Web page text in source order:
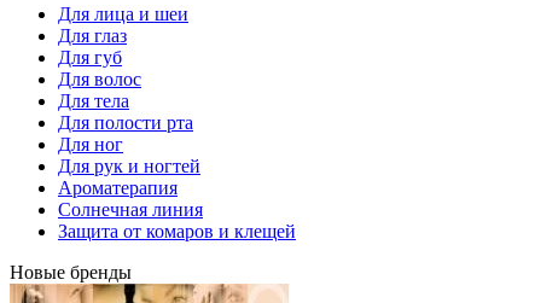
Для лица и шеи
Для глаз
Для губ
Для волос
Для тела
Для полости рта
Для ног
Для рук и ногтей
Ароматерапия
Солнечная линия
Защита от комаров и клещей
Новые бренды